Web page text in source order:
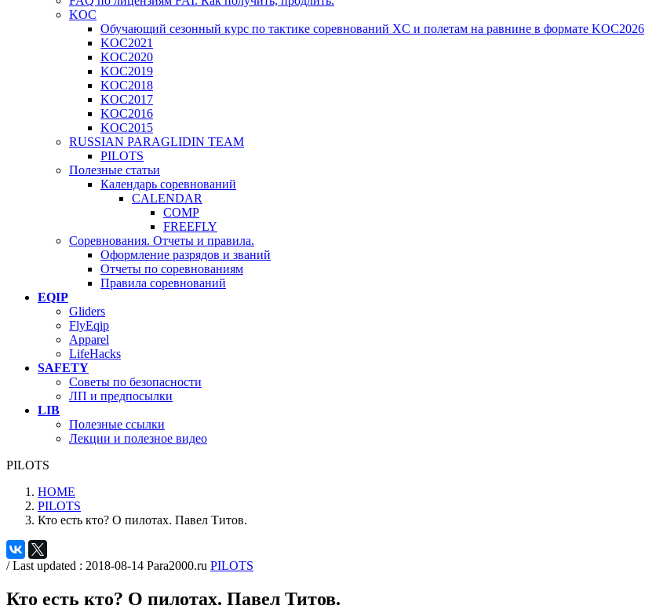
KOC
Обучающий сезонный курс по тактике соревнований XC и полетам на равнине в формате KOC2026
KOC2021
KOC2020
KOC2019
KOC2018
KOC2017
KOC2016
KOC2015
RUSSIAN PARAGLIDIN TEAM
PILOTS
Полезные статьи
Календарь соревнований
CALENDAR
COMP
FREEFLY
Соревнования. Отчеты и правила.
Оформление разрядов и званий
Отчеты по соревнованиям
Правила соревнований
EQIP
Gliders
FlyEqip
Apparel
LifeHacks
SAFETY
Советы по безопасности
ЛП и предпосылки
LIB
Полезные ссылки
Лекции и полезное видео
PILOTS
HOME
PILOTS
Кто есть кто? О пилотах. Павел Титов.
/ Last updated : 2018-08-14 Para2000.ru PILOTS
Кто есть кто? О пилотах. Павел Титов.